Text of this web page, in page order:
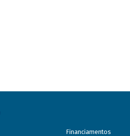
Financiamentos